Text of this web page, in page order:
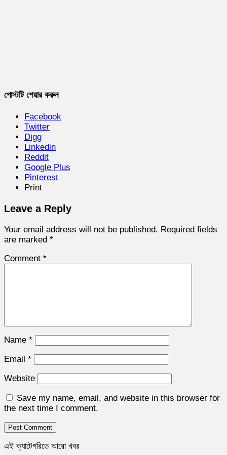
পোস্টটি শেয়ার করুন
Facebook
Twitter
Digg
Linkedin
Reddit
Google Plus
Pinterest
Print
Leave a Reply
Your email address will not be published. Required fields
are marked *
Comment *
Name *
Email *
Website
Save my name, email, and website in this browser for
the next time I comment.
এই ক্যাটেগরিতে আরো খবর